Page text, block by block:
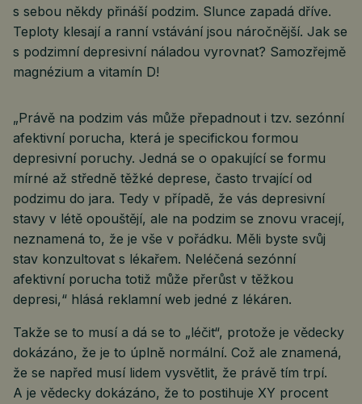
s sebou někdy přináší podzim. Slunce zapadá dříve.
Teploty klesají a ranní vstávání jsou náročnější. Jak se
s podzimní depresivní náladou vyrovnat? Samozřejmě
magnézium a vitamín D!
„Právě na podzim vás může přepadnout i tzv. sezónní
afektivní porucha, která je specifickou formou
depresivní poruchy. Jedná se o opakující se formu
mírné až středně těžké deprese, často trvající od
podzimu do jara. Tedy v případě, že vás depresivní
stavy v létě opouštějí, ale na podzim se znovu vracejí,
neznamená to, že je vše v pořádku. Měli byste svůj
stav konzultovat s lékařem. Neléčená sezónní
afektivní porucha totiž může přerůst v těžkou
depresi,“ hlásá reklamní web jedné z lékáren.
Takže se to musí a dá se to „léčit“, protože je vědecky
dokázáno, že je to úplně normální. Což ale znamená,
že se napřed musí lidem vysvětlit, že právě tím trpí.
A je vědecky dokázáno, že to postihuje XY procent